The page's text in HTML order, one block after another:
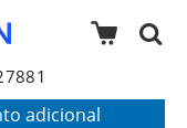
adicional
a 120€